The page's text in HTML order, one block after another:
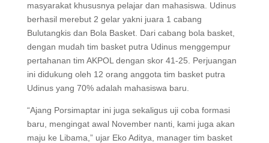
masyarakat khususnya pelajar dan mahasiswa. Udinus
berhasil merebut 2 gelar yakni juara 1 cabang
Bulutangkis dan Bola Basket. Dari cabang bola basket,
dengan mudah tim basket putra Udinus menggempur
pertahanan tim AKPOL dengan skor 41-25. Perjuangan
ini didukung oleh 12 orang anggota tim basket putra
Udinus yang 70% adalah mahasiswa baru.
“Ajang Porsimaptar ini juga sekaligus uji coba formasi
baru, mengingat awal November nanti, kami juga akan
maju ke Libama,” ujar Eko Aditya, manager tim basket